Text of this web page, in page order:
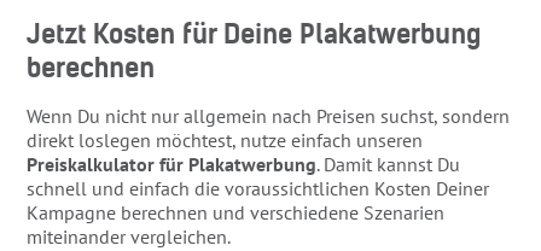
Jetzt Kosten für Deine Plakatwerbung
berechnen
Wenn Du nicht nur allgemein nach Preisen suchst, sondern
direkt loslegen möchtest, nutze einfach unseren
Preiskalkulator für Plakatwerbung. Damit kannst Du
schnell und einfach die voraussichtlichen Kosten Deiner
Kampagne berechnen und verschiedene Szenarien
miteinander vergleichen.